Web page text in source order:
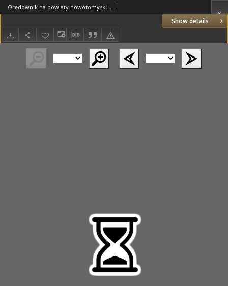
Show details
Orędownik na powiaty nowotomyski i wolsztyński 1937.08.28 R.18 Nr95